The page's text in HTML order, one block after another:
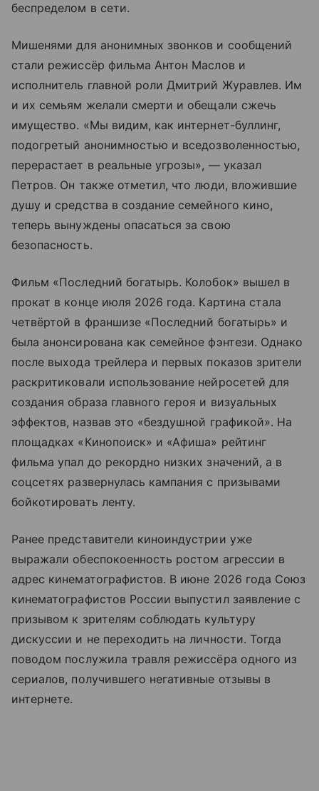
беспределом в сети.
Мишенями для анонимных звонков и сообщений
стали режиссёр фильма Антон Маслов и
исполнитель главной роли Дмитрий Журавлев. Им
и их семьям желали смерти и обещали сжечь
имущество. «Мы видим, как интернет-буллинг,
подогретый анонимностью и вседозволенностью,
перерастает в реальные угрозы», — указал
Петров. Он также отметил, что люди, вложившие
душу и средства в создание семейного кино,
теперь вынуждены опасаться за свою
безопасность.
Фильм «Последний богатырь. Колобок» вышел в
прокат в конце июля 2026 года. Картина стала
четвёртой в франшизе «Последний богатырь» и
была анонсирована как семейное фэнтези. Однако
после выхода трейлера и первых показов зрители
раскритиковали использование нейросетей для
создания образа главного героя и визуальных
эффектов, назвав это «бездушной графикой». На
площадках «Кинопоиск» и «Афиша» рейтинг
фильма упал до рекордно низких значений, а в
соцсетях развернулась кампания с призывами
бойкотировать ленту.
Ранее представители киноиндустрии уже
выражали обеспокоенность ростом агрессии в
адрес кинематографистов. В июне 2026 года Союз
кинематографистов России выпустил заявление с
призывом к зрителям соблюдать культуру
дискуссии и не переходить на личности. Тогда
поводом послужила травля режиссёра одного из
сериалов, получившего негативные отзывы в
интернете.